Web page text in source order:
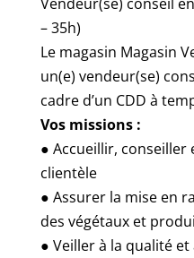
– 35h)
Le magasin Magasin
un(e) vendeur(se)
cadre d’un CDD à
Vos missions :
● Accueillir, conseiller
clientèle
● Assurer la mise en
des végétaux et
● Veiller à la qualité